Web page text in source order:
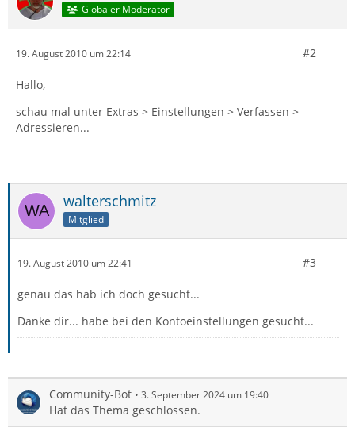
Globaler Moderator
19. August 2010 um 22:14 #2
Hallo,
schau mal unter Extras > Einstellungen > Verfassen >
Adressieren...
walterschmitz
Mitglied
19. August 2010 um 22:41 #3
genau das hab ich doch gesucht...
Danke dir... habe bei den Kontoeinstellungen gesucht...
Community-Bot 3. September 2024 um 19:40
Hat das Thema geschlossen.